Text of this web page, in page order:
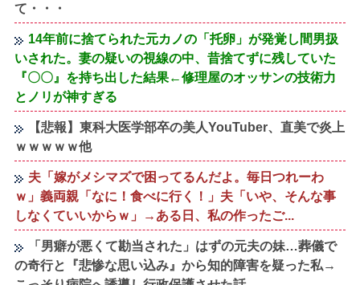
て・・・
14年前に捨てられた元カノの「托卵」が発覚し間男扱
いされた。妻の疑いの視線の中、昔捨てずに残していた
『〇〇』を持ち出した結果←修理屋のオッサンの技術力
とノリが神すぎる
【悲報】東科大医学部卒の美人YouTuber、直美で炎上
ｗｗｗｗｗ他
夫「嫁がメシマズで困ってるんだよ。毎日つれーわ
ｗ」義両親「なに！食べに行く！」夫「いや、そんな事
しなくていいからｗ」→ある日、私の作ったご...
「男癖が悪くて勘当された」はずの元夫の妹…葬儀で
の奇行と『悲惨な思い込み』から知的障害を疑った私→